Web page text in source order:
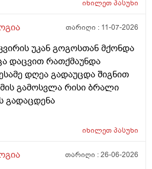
რო დავორსულებოდი როგორ
შემდეგ ტკივილი და
ორციპოლი და
ვქნა
იხილეთპასუხი
თარიღი : 11-07-2026
უკან გოგოსთან მქონდა
დაცვით რათქმაუნდა
დღეა გადაუცდა შიგნით
გამოსვლა რისი ბრალი
გადაცდენა
იხილეთპასუხი
თარიღი :26-06-2026